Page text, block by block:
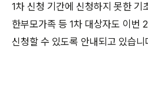
1차 신청 기간에 신청하지 못한 기
한부모가족 등 1차 대상자도 이번
신청할 수 있도록 안내되고 있습니